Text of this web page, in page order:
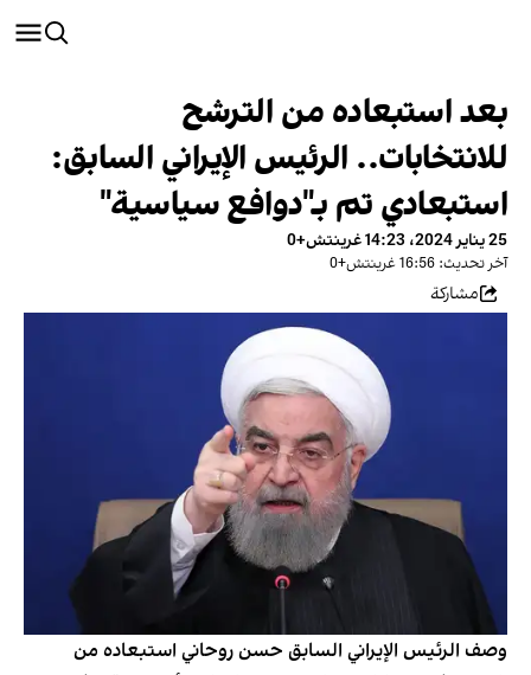
بعد استبعاده من الترشح
للانتخابات.. الرئيس الإيراني السابق:
استبعادي تم بـ"دوافع سياسية"
25 يناير 2024، 14:23 غرينتش+0
آخر تحديث: 16:56 غرينتش+0
مشاركة
وصف الرئيس الإيراني السابق حسن روحاني استبعاده من